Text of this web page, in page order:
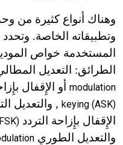
وهناك أنواع كثيرة من
وتطبيقاته الخاصة. وتحدد
المستخدمة خواص
الطرائق: التعديل
modulation أو الإِقفال
keying (ASK) , والتعديل
الإِقفال بإِزاحة التردد
والتعديل الطوري